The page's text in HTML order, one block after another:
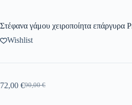
Στέφανα γάμου χειροποίητα επάργυρα
Wishlist
90,00€
72,00 €